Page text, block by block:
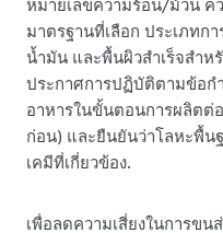
หมายเลขความร้อน/ม้วน ค
มาตรฐานที่เลือก ประเภทก
น้ำมัน และพื้นผิวสำเร็จสำ
ประกาศการปฏิบัติตามข้อก
อาหารในขั้นตอนการผลิตต่
ก่อน) และยืนยันว่าโลหะพื้น
เคมีที่เกี่ยวข้อง.
เพื่อลดความเสี่ยงในการข